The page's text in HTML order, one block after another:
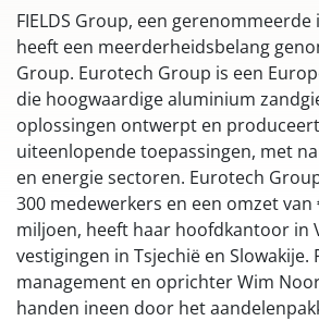
FIELDS Group, een
heeft een meerderheidsbelang
Group. Eurotech Group is een
die hoogwaardige aluminium
oplossingen ontwerpt en
uiteenlopende toepassingen, met
en energie sectoren. Eurotech
300 medewerkers en een omzet van
miljoen, heeft haar hoofdkantoor in
vestigingen in Tsjechië en Slowakije.
management en oprichter Wim
handen ineen door het